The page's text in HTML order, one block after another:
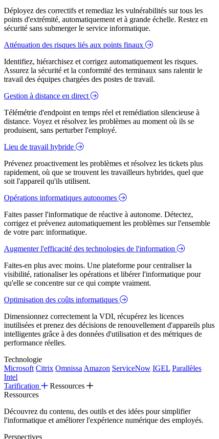
Déployez des correctifs et remediaz les vulnérabilités sur tous les
points d'extrémité, automatiquement et à grande échelle. Restez en
sécurité sans submerger le service informatique.
Atténuation des risques liés aux points finaux
Identifiez, hiérarchisez et corrigez automatiquement les risques.
Assurez la sécurité et la conformité des terminaux sans ralentir le
travail des équipes chargées des postes de travail.
Gestion à distance en direct
Télémétrie d'endpoint en temps réel et remédiation silencieuse à
distance. Voyez et résolvez les problèmes au moment où ils se
produisent, sans perturber l'employé.
Lieu de travail hybride
Prévenez proactivement les problèmes et résolvez les tickets plus
rapidement, où que se trouvent les travailleurs hybrides, quel que
soit l'appareil qu'ils utilisent.
Opérations informatiques autonomes
Faites passer l'informatique de réactive à autonome. Détectez,
corrigez et prévenez automatiquement les problèmes sur l'ensemble
de votre parc informatique.
Augmenter l'efficacité des technologies de l'information
Faites-en plus avec moins. Une plateforme pour centraliser la
visibilité, rationaliser les opérations et libérer l'informatique pour
qu'elle se concentre sur ce qui compte vraiment.
Optimisation des coûts informatiques
Dimensionnez correctement la VDI, récupérez les licences
inutilisées et prenez des décisions de renouvellement d'appareils plus
intelligentes grâce à des données d'utilisation et des métriques de
performance réelles.
Technologie
Microsoft Citrix Omnissa Amazon ServiceNow IGEL Parallèles
Intel
Tarification
Ressources
Ressources
Découvrez du contenu, des outils et des idées pour simplifier
l'informatique et améliorer l'expérience numérique des employés.
Perspectives